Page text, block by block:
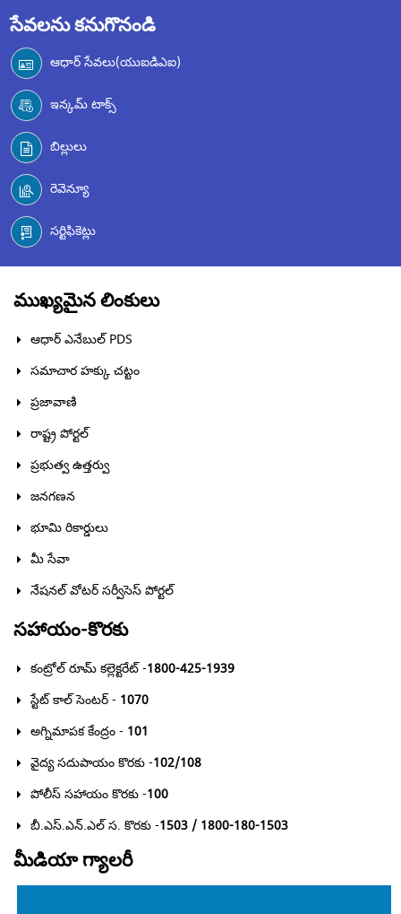
సేవలను కనుగొనండి
ఆధార్ సేవలు(యుఐడిఎఐ)
ఇన్కమ్ టాక్స్
బిల్లులు
రెవెన్యూ
సర్టిఫికెట్లు
ముఖ్యమైన లింకులు
ఆధార్ ఎనేబుల్ PDS
సమాచార హక్కు చట్టం
ప్రజావాణి
రాష్ట్ర పోర్టల్
ప్రభుత్వ ఉత్తర్వు
జనగణన
భూమి రికార్డులు
మీ సేవా
నేషనల్ వోటర్ సర్వీసెస్ పోర్టల్
సహాయం-కొరకు
కంట్రోల్ రూమ్ కల్లెక్టరేట్ -1800-425-1939
స్టేట్ కాల్ సెంటర్ - 1070
అగ్నిమాపక కేంద్రం - 101
వైద్య సదుపాయం కొరకు -102/108
పోలీస్ సహాయం కొరకు -100
బీ.ఎస్.ఎన్.ఎల్ స. కొరకు -1503 / 1800-180-1503
మీడియా గ్యాలరీ